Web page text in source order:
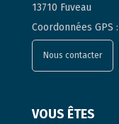
13710 Fuveau
Coordonnées GPS
Nous contacter
VOUS ÊTES